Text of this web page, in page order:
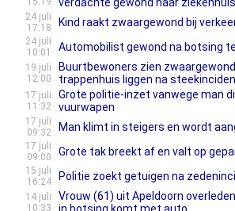
24 juli
17:18
Kind raakt zwaargewond bij
24 juli
10:01
Automobilist gewond na botsing
19 juli
12:00
Buurtbewoners zien
trappenhuis liggen na
17 juli
11:32
Grote politie-inzet vanwege man
vuurwapen
17 juli
09:32
Man klimt in steigers en wordt
17 juli
09:00
Grote tak breekt af en valt op
15 juli
16:24
Politie zoekt getuigen na
14 juli
10:33
Vrouw (61) uit Apeldoorn